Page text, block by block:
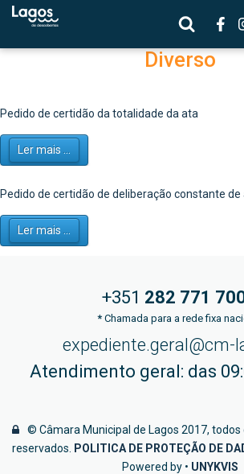
Diverso
Pedido de certidão da totalidade da ata
Ler mais ...
Pedido de certidão de deliberação constante de
Ler mais ...
+351 282 771
*Chamada para a rede fixa
expediente.geral@cm-
Atendimento geral: das
© Câmara Municipal de Lagos 2017, todos
reservados.
POLITICA DE PROTEÇÃO DE
Powered by • UNYKVIS